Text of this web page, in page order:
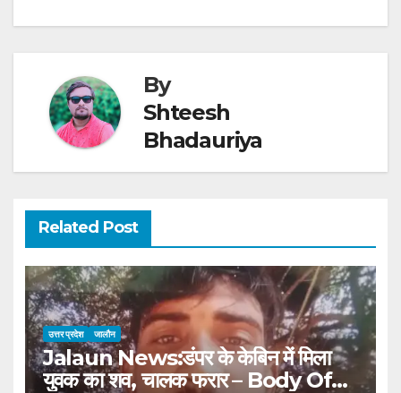
k
By
Shteesh
Bhadauriya
Related Post
उत्तर प्रदेश जालौन
Jalaun News:डंपर के केबिन में मिला
युवक का शव, चालक फरार – Body Of